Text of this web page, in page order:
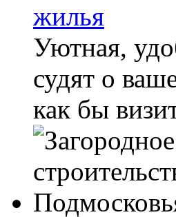
жилья
Уютная,
судят о
как бы